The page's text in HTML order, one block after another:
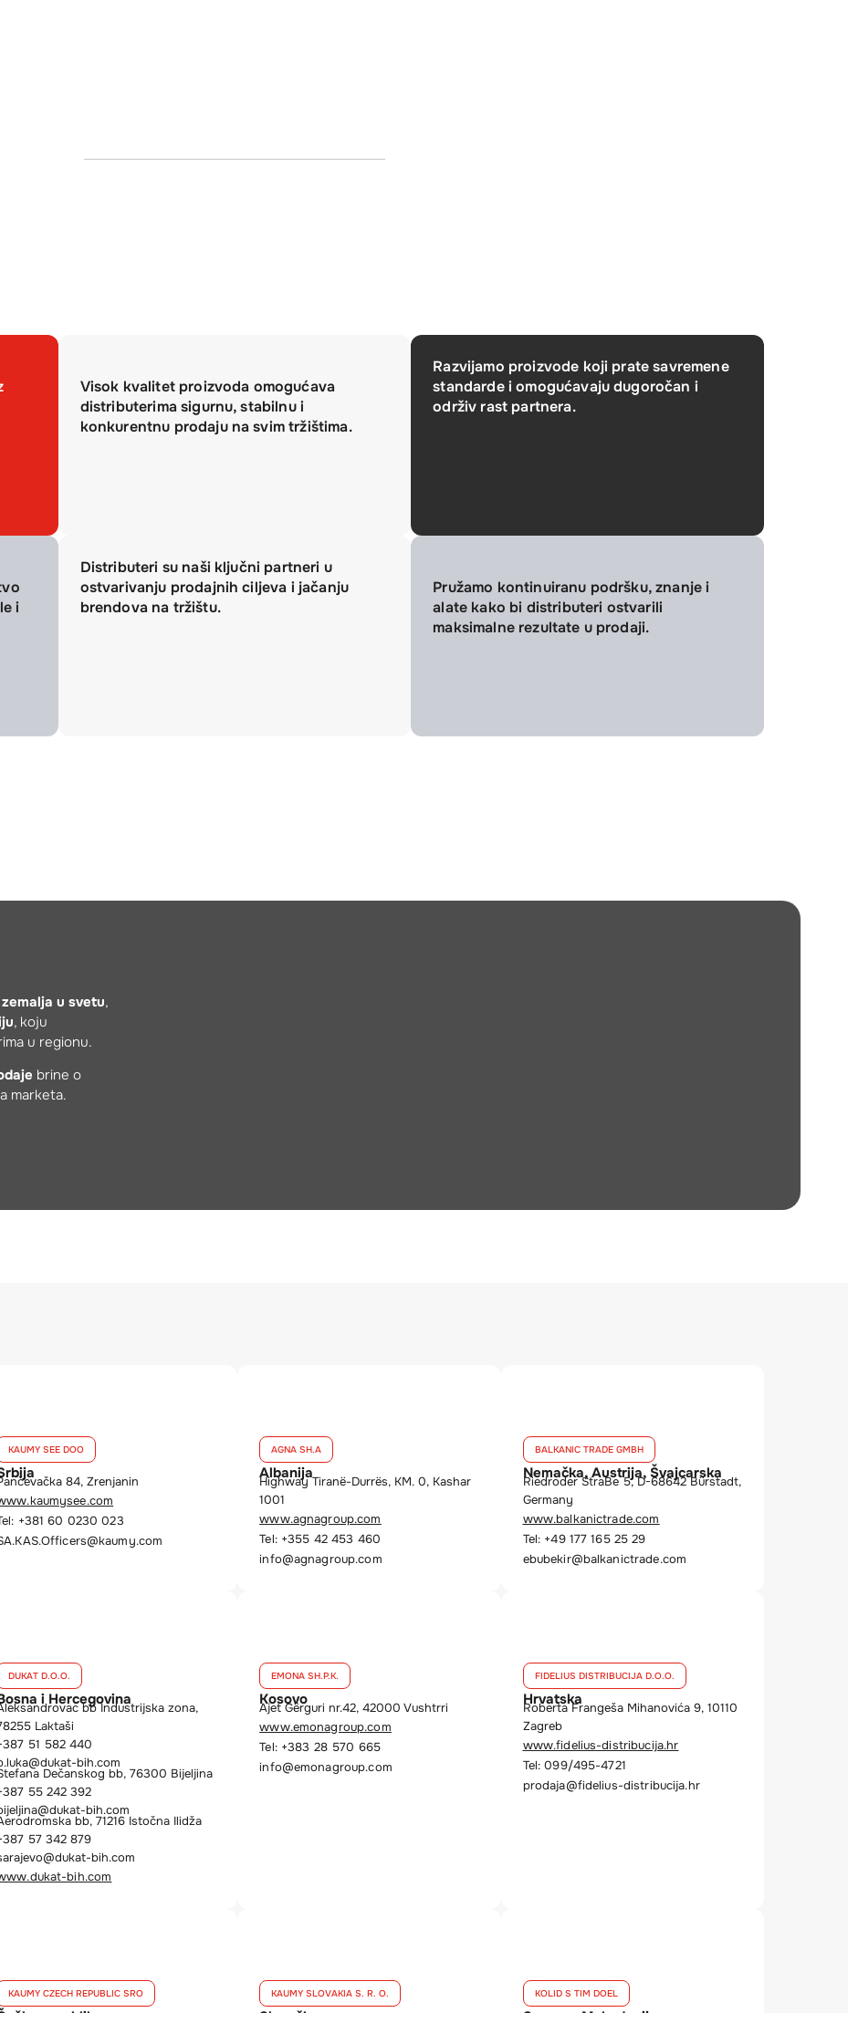
Visok kvalitet proizvoda omogućava
distributerima sigurnu, stabilnu i
konkurentnu prodaju na svim tržištima.
Razvijamo proizvode koji prate savremene
standarde i omogućavaju dugoročan i
održiv rast partnera.
i
Distributeri su naši ključni partneri u
ostvarivanju prodajnih ciljeva i jačanju
brendova na tržištu.
Pružamo kontinuiranu podršku, znanje i
alate kako bi distributeri ostvarili
maksimalne rezultate u prodaji.
u svetu,
, koju
u regionu.
brine o
marketa.
KAUMY SEE DOO
84, Zrenjanin
+381 60 0230 023
AGNA SH.A
Albanija
Highway Tiranë-Durrës, KM. 0, Kashar
1001
www.agnagroup.com
Tel: +355 42 453 460
info@agnagroup.com
BALKANIC TRADE GMBH
Nemačka, Austrija, Švajcarska
Riedroder StraBe 5, D-68642 Bürstadt,
Germany
www.balkanictrade.com
Tel: +49 177 165 25 29
ebubekir@balkanictrade.com
DUKAT D.O.O.
i Hercegovina
bb Industrijska zona,
Laktaši
51 582 440
bih.com
Dečanskog bb, 76300 Bijeljina
55 242 392
bih.com
bb, 71216 Istočna Ilidža
57 342 879
bih.com
bih.com
EMONA SH.P.K.
Kosovo
Ajet Gërguri nr.42, 42000 Vushtrri
www.emonagroup.com
Tel: +383 28 570 665
info@emonagroup.com
FIDELIUS DISTRIBUCIJA D.O.O.
Hrvatska
Roberta Frangeša Mihanovića 9, 10110
Zagreb
www.fidelius-distribucija.hr
Tel: 099/495-4721
prodaja@fidelius-distribucija.hr
KAUMY CZECH REPUBLIC SRO
republika
KAUMY SLOVAKIA S. R. O.
Slovačka
KOLID S TIM DOEL
Severna Makedonija